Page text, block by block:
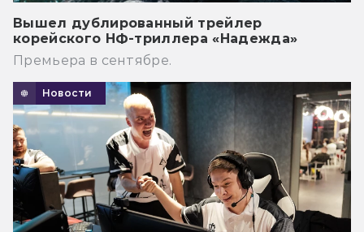
Вышел дублированный трейлер
корейского НФ-триллера «Надежда»
Премьера в сентябре.
Новости